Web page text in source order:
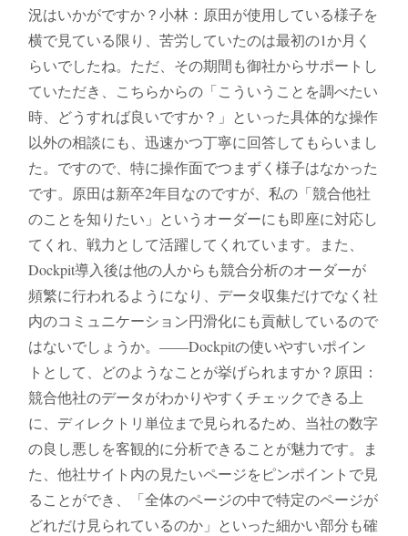
況はいかがですか？小林：原田が使用している様子を
横で見ている限り、苦労していたのは最初の1か月く
らいでしたね。ただ、その期間も御社からサポートし
ていただき、こちらからの「こういうことを調べたい
時、どうすれば良いですか？」といった具体的な操作
以外の相談にも、迅速かつ丁寧に回答してもらいまし
た。ですので、特に操作面でつまずく様子はなかった
です。原田は新卒2年目なのですが、私の「競合他社
のことを知りたい」というオーダーにも即座に対応し
てくれ、戦力として活躍してくれています。また、
Dockpit導入後は他の人からも競合分析のオーダーが
頻繁に行われるようになり、データ収集だけでなく社
内のコミュニケーション円滑化にも貢献しているので
はないでしょうか。――Dockpitの使いやすいポイン
トとして、どのようなことが挙げられますか？原田：
競合他社のデータがわかりやすくチェックできる上
に、ディレクトリ単位まで見られるため、当社の数字
の良し悪しを客観的に分析できることが魅力です。ま
た、他社サイト内の見たいページをピンポイントで見
ることができ、「全体のページの中で特定のページが
どれだけ見られているのか」といった細かい部分も確